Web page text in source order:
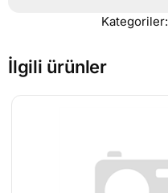
Kategoriler:
İlgili ürünler